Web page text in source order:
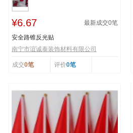
¥6.67 最新成交0笔
安全路锥反光贴
南宁市谊诚泰装饰材料有限公司
成交0笔 评价0笔